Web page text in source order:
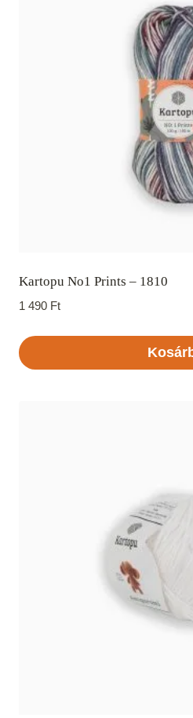
Kartopu No1 Prints – 1810
1 490 Ft